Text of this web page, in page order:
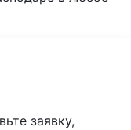
заявку,